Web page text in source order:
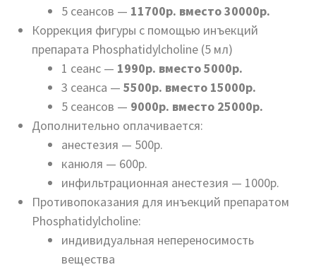
5 сеансов — 11700р. вместо 30000р.
Коррекция фигуры с помощью инъекций
препарата Phosphatidylcholine (5 мл)
1 сеанс — 1990р. вместо 5000р.
3 сеанса — 5500р. вместо 15000р.
5 сеансов — 9000р. вместо 25000р.
Дополнительно оплачивается:
анестезия — 500р.
канюля — 600р.
инфильтрационная анестезия — 1000р.
Противопоказания для инъекций препаратом
Phosphatidylcholine:
индивидуальная непереносимость
вещества